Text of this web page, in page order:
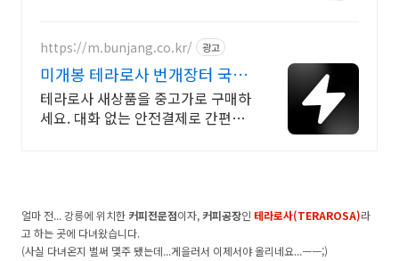
겨요.
https://m.bunjang.co.kr/ 광고
미개봉 테라로사 번개장터 국내
최대 브랜드 중고거래
테라로사 새상품을 중고가로 구매하
세요. 대화 없는 안전결제로 간편하
얼마 전...강릉에 위치한 커피전문점이자, 커피공장인 테라로사(TERAROSA)라
고 하는 곳에 다녀왔습니다.
(사실 다녀온지 벌써 몇주 됐는데...게을러서 이제서야 올리네요...ㅡㅡ;)